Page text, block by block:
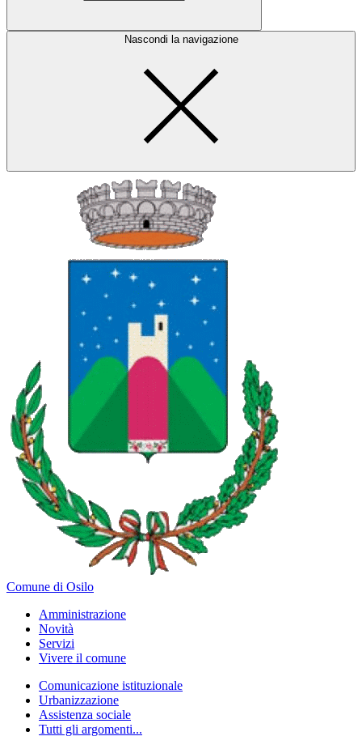
Nascondi la navigazione
Comune di Osilo
Amministrazione
Novità
Servizi
Vivere il comune
Comunicazione istituzionale
Urbanizzazione
Assistenza sociale
Tutti gli argomenti...